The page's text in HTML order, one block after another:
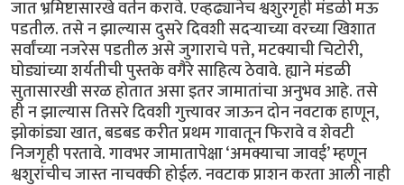
जात भ्रमिष्टासारखे वर्तन करावे. एव्हढ्यानेच श्वशुरगृही मंडळी मऊ
पडतील. तसे न झाल्यास दुसरे दिवशी सदऱ्याच्या वरच्या खिशात
सर्वांच्या नजरेस पडतील असे जुगाराचे पत्ते, मटक्याची चिटोरी,
घोड्यांच्या शर्यतीची पुस्तके वगैरे साहित्य ठेवावे. ह्याने मंडळी
सुतासारखी सरळ होतात असा इतर जामातांचा अनुभव आहे. तसे
ही न झाल्यास तिसरे दिवशी गुत्त्यावर जाऊन दोन नवटाक हाणून,
झोकांड्या खात, बडबड करीत प्रथम गावातून फिरावे व शेवटी
निजगृही परतावे. गावभर जामातापेक्षा ‘अमक्याचा जावई’ म्हणून
श्वशुरांचीच जास्त नाचक्की होईल. नवटाक प्राशन करता आली नाही